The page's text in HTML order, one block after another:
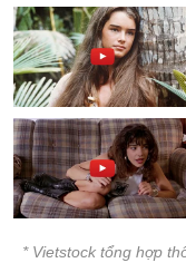
* Vietstock tổng hợp